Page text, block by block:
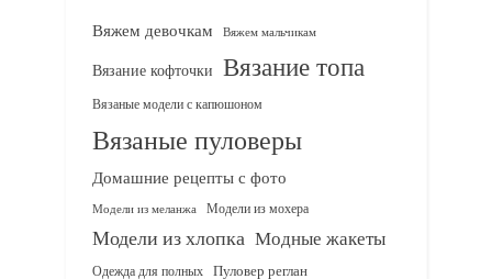
Вяжем девочкам Вяжем мальчикам
Вязание кофточки Вязание топа
Вязаные модели с капюшоном
Вязаные пуловеры
Домашние рецепты с фото
Модели из меланжа Модели из мохера
Модели из хлопка Модные жакеты
Одежда для полных Пуловер реглан